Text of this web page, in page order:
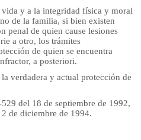
vida y a la integridad física y moral
de la familia, si bien existen
penal de quien cause lesiones
a otro, los trámites
de quien se encuentra
a posteriori.
verdadera y actual protección de
del 18 de septiembre de 1992,
de diciembre de 1994.